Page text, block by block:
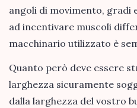
angoli di movimento, gradi
ad incentivare muscoli
macchinario utilizzato è
Quanto però deve essere
larghezza sicuramente
dalla larghezza del vostro